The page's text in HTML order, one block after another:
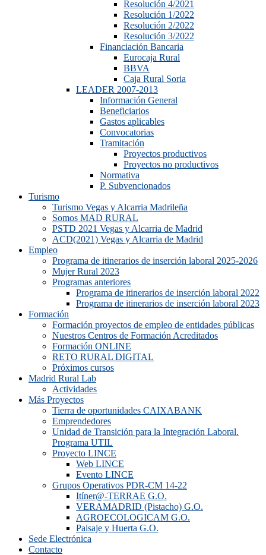
Resolución 4/2021
Resolución 1/2022
Resolución 2/2022
Resolución 3/2022
Financiación Bancaria
Eurocaja Rural
BBVA
Caja Rural Soria
LEADER 2007-2013
Información General
Beneficiarios
Gastos aplicables
Convocatorias
Tramitación
Proyectos productivos
Proyectos no productivos
Normativa
P. Subvencionados
Turismo
Turismo Vegas y Alcarria Madrileña
Somos MAD RURAL
PSTD 2021 Vegas y Alcarria de Madrid
ACD(2021) Vegas y Alcarria de Madrid
Empleo
Programa de itinerarios de inserción laboral 2025-2026
Mujer Rural 2023
Programas anteriores
Programa de itinerarios de inserción laboral 2022
Programa de itinerarios de inserción laboral 2023
Formación
Formación proyectos de empleo de entidades públicas
Nuestros Centros de Formación Acreditados
Formación ONLINE
RETO RURAL DIGITAL
Próximos cursos
Madrid Rural Lab
Actividades
Más Proyectos
Tierra de oportunidades CAIXABANK
Emprendedores
Unidad de Transición para la Integración Laboral.
Programa UTIL
Proyecto LINCE
Web LINCE
Evento LINCE
Grupos Operativos PDR-CM 14-22
Itíner@-TERRAE G.O.
VERAMADRID (Pistacho) G.O.
AGROECOLOGICAM G.O.
Paisaje y Huerta G.O.
Sede Electrónica
Contacto